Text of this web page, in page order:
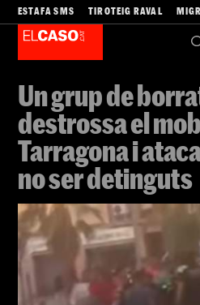
ESTAFA SMS TIROTEIG RAVAL
Un grup de
destrossa el
Tarragona i
no ser detinguts